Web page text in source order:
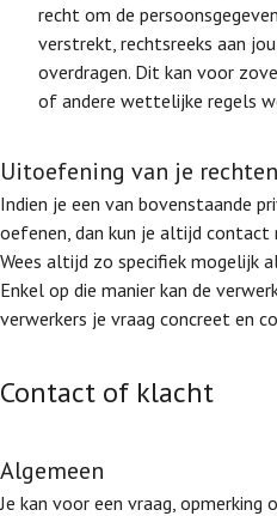
recht om de
verstrekt, rechtsreeks aan
overdragen. Dit kan voor
of andere wettelijke regels
Uitoefening van je rechten
Indien je een van bovenstaande
oefenen, dan kun je altijd contact
Wees altijd zo specifiek mogelijk
Enkel op die manier kan de
verwerkers je vraag concreet en
Contact of klacht
Algemeen
Je kan voor een vraag,